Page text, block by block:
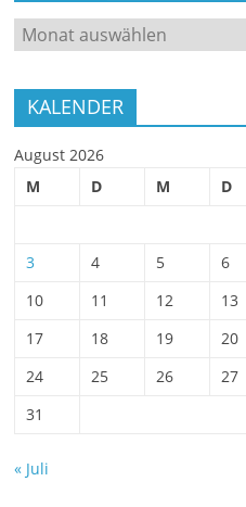
ARCHIV
KALENDER
August 2026
M
D M D
3
4 5 6
10
11 12 13
17
18 19 20
24
25 26 27
31
« Juli